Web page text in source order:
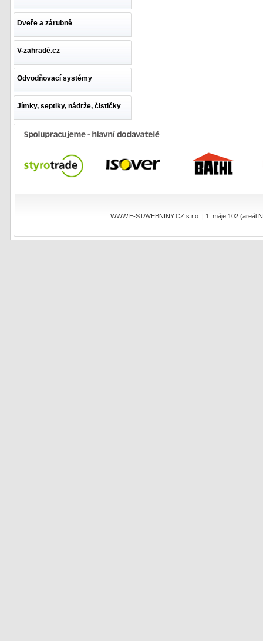
Dveře a zárubně
V-zahradě.cz
Odvodňovací systémy
Jímky, septiky, nádrže, čističky
WWW.E-STAVEBNINY.CZ s.r.o. | 1. máje 102